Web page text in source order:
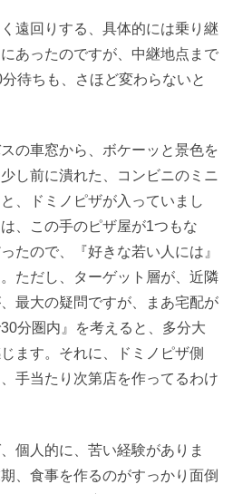
遠回りする、具体的には乗り継
あったのですが、中継地点まで
待ちも、さほど変わらないと
の車窓から、ボケーッと景色を
し前に潰れた、コンビニのミニ
、ドミノピザが入っていまし
、この手のピザ屋が1つもな
たので、『好きな若い人には』
ただし、ターゲット層が、近隣
最大の疑問ですが、まあ宅配が
分圏内』を考えると、多分大
ます。それに、ドミノピザ側
手当たり次第店を作ってるわけ
個人的に、苦い経験がありま
、食事を作るのがすっかり面倒